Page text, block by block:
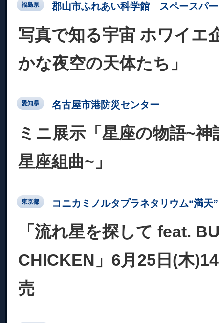
福島県 郡山市ふれあい科学館 スペースパ
写真で知る宇宙 ホワイエ
かな夜空の天体たち」
愛知県 名古屋市港防災センター
ミニ展示「星座の物語~
星座組曲~」
東京都 コニカミノルタプラネタリウム“満
「流れ星を探して feat.
CHICKEN」6月25日(木
売